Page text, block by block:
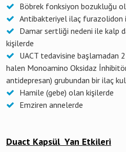
Böbrek fonksiyon bozukluğu
Antibakteriyel ilaç furazolidon
Damar sertliği nedeni ile kalp
kişilerde
UACT tedavisine başlamadan
halen Monoamino Oksidaz
antidepresan) grubundan bir ilaç
Hamile (gebe) olan kişilerde
Emziren annelerde
Duact Kapsül Yan Etkileri